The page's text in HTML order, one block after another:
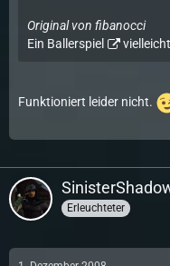
Original von fibanocci
Ein Ballerspiel
Funktioniert leider nicht.
Erleuchteter